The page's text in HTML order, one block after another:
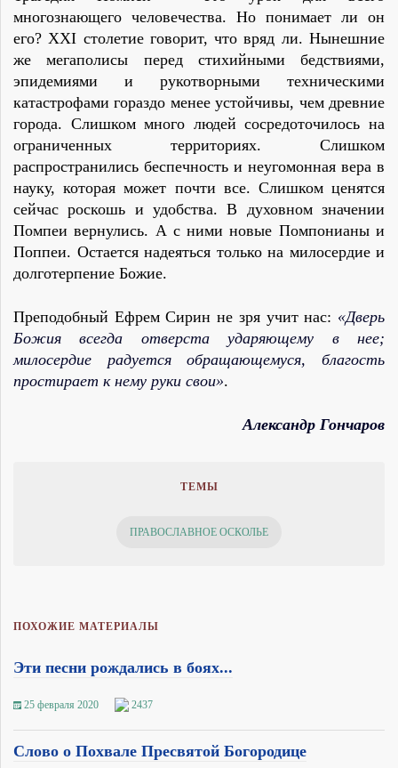
многознающего человечества. Но понимает ли он
его? XXI столетие говорит, что вряд ли. Нынешние
же мегаполисы перед стихийными бедствиями,
эпидемиями и рукотворными техническими
катастрофами гораздо менее устойчивы, чем древние
города. Слишком много людей сосредоточилось на
ограниченных территориях. Слишком
распространились беспечность и неугомонная вера в
науку, которая может почти все. Слишком ценятся
сейчас роскошь и удобства. В духовном значении
Помпеи вернулись. А с ними новые Помпонианы и
Поппеи. Остается надеяться только на милосердие и
долготерпение Божие.
Преподобный Ефрем Сирин не зря учит нас: «Дверь
Божия всегда отверста ударяющему в нее;
милосердие радуется обращающемуся, благость
простирает к нему руки свои».
Александр Гончаров
ТЕМЫ
ПРАВОСЛАВНОЕ ОСКОЛЬЕ
ПОХОЖИЕ МАТЕРИАЛЫ
Эти песни рождались в боях...
25 февраля 2020 2437
Слово о Похвале Пресвятой Богородице